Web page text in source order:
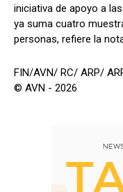
iniciativa de apoyo a
ya suma cuatro
personas, refiere la
FIN/AVN/ RC/ ARP/
© AVN - 2026